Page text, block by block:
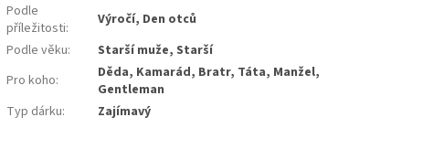
Podle
příležitosti:
Výročí, Den otců
Podle věku:
Starší muže, Starší
Pro koho:
Děda, Kamarád, Bratr, Táta, Manžel,
Gentleman
Typ dárku: Zajímavý